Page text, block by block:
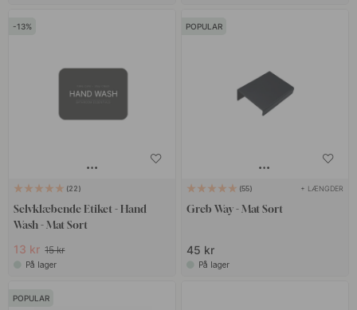
13
22
Selvklæbende Etiket - Hand
Wash - Mat Sort
13 kr 15 kr
På lager
POPULAR
55 + LÆNGDER
Greb Way - Mat Sort
45 kr
På lager
POPULAR